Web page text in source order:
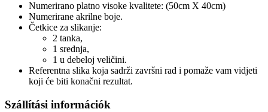
Numerirano platno visoke kvalitete: (50cm X 40cm)
Numerirane akrilne boje.
Četkice za slikanje:
2 tanka,
1 srednja,
1 u debeloj veličini.
Referentna slika koja sadrži završni rad i pomaže vam vidjeti
koji će biti konačni rezultat.
Szállítási információk